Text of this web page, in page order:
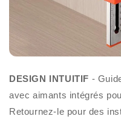
DESIGN INTUITIF -
avec aimants intégrés
Retournez-le pour des